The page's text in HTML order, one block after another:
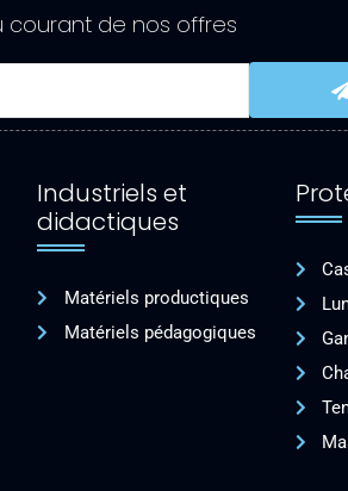
courant de nos offres
Industriels et
didactiques
Matériels productiques
Matériels pédagogiques